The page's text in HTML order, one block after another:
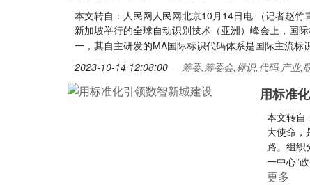
本文转自：人民网人民网北京10月14日电 （记者赵
新加坡举行的全球自动识别技术（亚洲）峰会上，国
一，其自主研发的MA国际标识代码体系是国际主流标
2023-10-14 12:08:00 筹委,筹委会,标识,代码,产业,
用标准
本文转自
大使命，
路。组织
一中心”
更多